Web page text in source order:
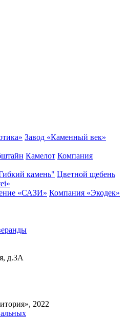
Завод «Каменный век»
Камелот Компания
камень" Цветной щебень
«САЗИ» Компания «Экодек»
д.3А
2022